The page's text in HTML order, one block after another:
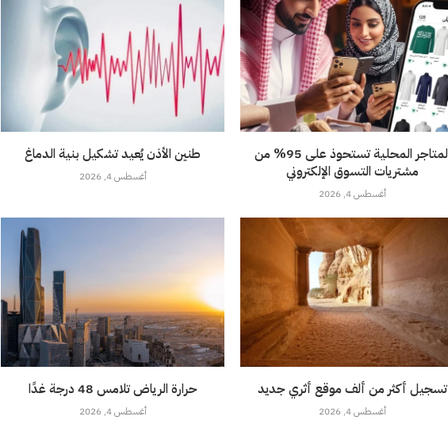
طنين الأذن يُعيد تشكيل بنية الدماغ
أغسطس 4, 2026
المتاجر المحلية تستحوذ على 95% من
مشتريات التسوق الإلكتروني
أغسطس 4, 2026
حرارة الرياض تلامس 48 درجة غدًا
أغسطس 4, 2026
تسجيل أكثر من ألف موقع أثري جديد
أغسطس 4, 2026